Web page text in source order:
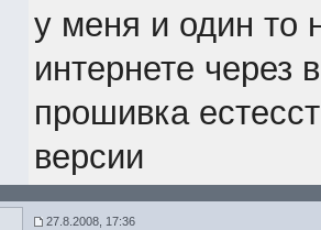
у меня и один то
интернете через
прошивка
версии
27.8.2008, 17:36